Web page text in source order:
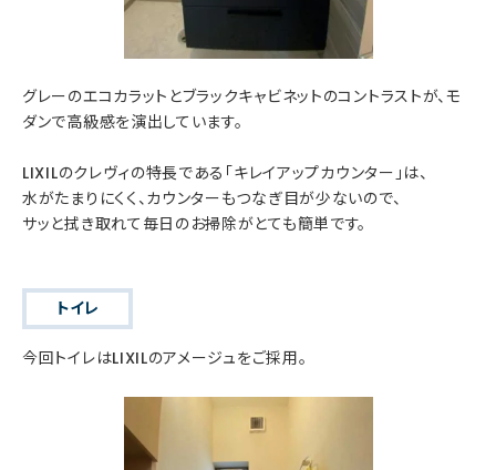
グレーのエコカラットとブラックキャビネットのコントラストが、モ
ダンで高級感を演出しています。
LIXILのクレヴィの特長である「キレイアップカウンター」は、
水がたまりにくく、カウンターもつなぎ目が少ないので、
サッと拭き取れて毎日のお掃除がとても簡単です。
トイレ
今回トイレはLIXILのアメージュをご採用。